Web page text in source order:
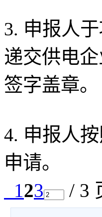
3. 申报人
递交供电
签字盖章。
4. 申报人
申请。
123 / 3